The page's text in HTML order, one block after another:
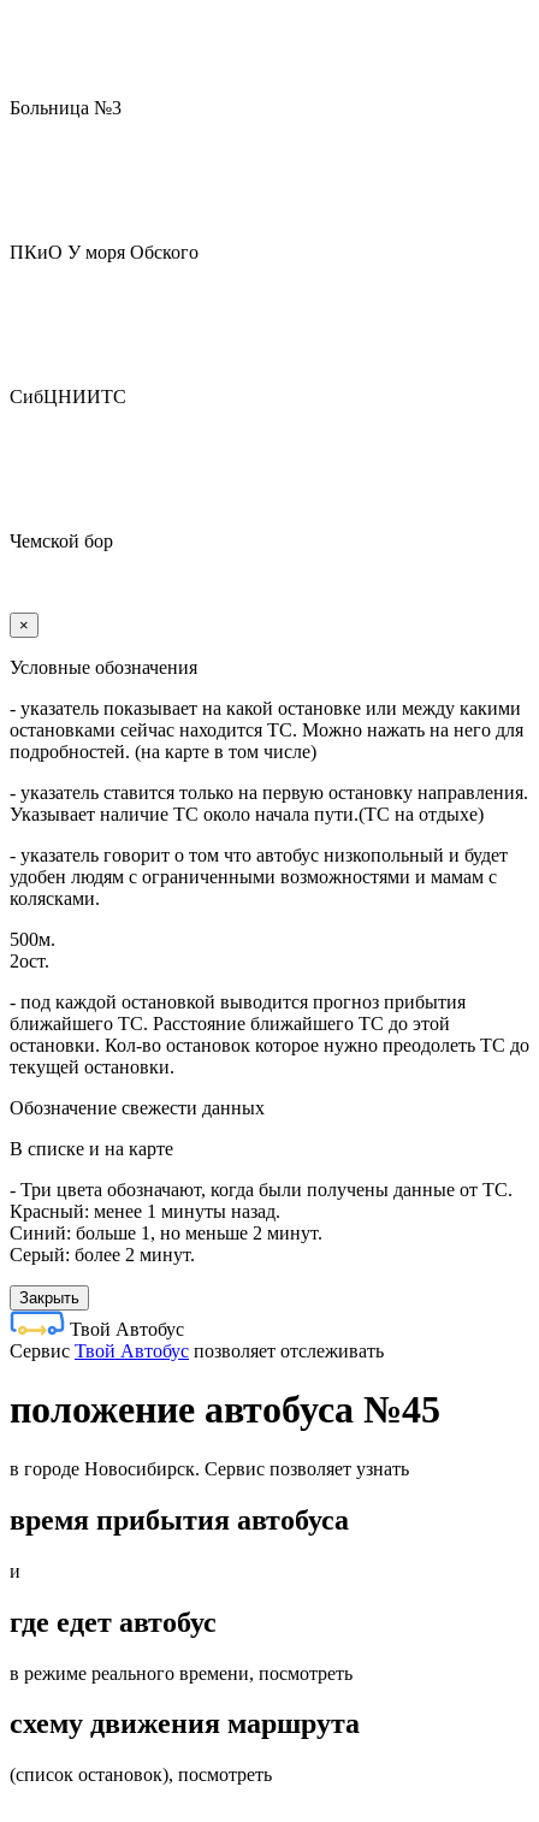
Больница №3
ПКиО У моря Обского
СибЦНИИТС
Чемской бор
×
Условные обозначения
- указатель показывает на какой остановке или между какими
остановками сейчас находится ТС. Можно нажать на него для
подробностей. (на карте в том числе)
- указатель ставится только на первую остановку направления.
Указывает наличие ТС около начала пути.(ТС на отдыхе)
- указатель говорит о том что автобус низкопольный и будет
удобен людям с ограниченными возможностями и мамам с
колясками.
500м.
2ост.
- под каждой остановкой выводится прогноз прибытия
ближайшего ТС. Расстояние ближайшего ТС до этой
остановки. Кол-во остановок которое нужно преодолеть ТС до
текущей остановки.
Обозначение свежести данных
В списке и на карте
- Три цвета обозначают, когда были получены данные от ТС.
Красный: менее 1 минуты назад.
Синий: больше 1, но меньше 2 минут.
Серый: более 2 минут.
Закрыть
Твой Автобус
Cервис Твой Автобус позволяет отслеживать
положение автобуса №45
в городе Новосибирск. Сервис позволяет узнать
время прибытия автобуса
и
где едет автобус
в режиме реального времени, посмотреть
схему движения маршрута
(список остановок), посмотреть